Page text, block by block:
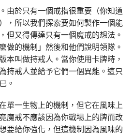
由於只有一個戒指很重要（你知道
，所以我們探索要如何製作一個能
但又得傳達只有一個魔戒的想法。
做的機制」然後和他們說明領隊。
本叫做持戒人。當你使用卡牌時，
持戒人並給予它們一個異能。這只
。
單一生物上的機制，但它在風味上
魔戒不應該因為你戰場上的牌而改
要給你強化，但這機制因為風味的